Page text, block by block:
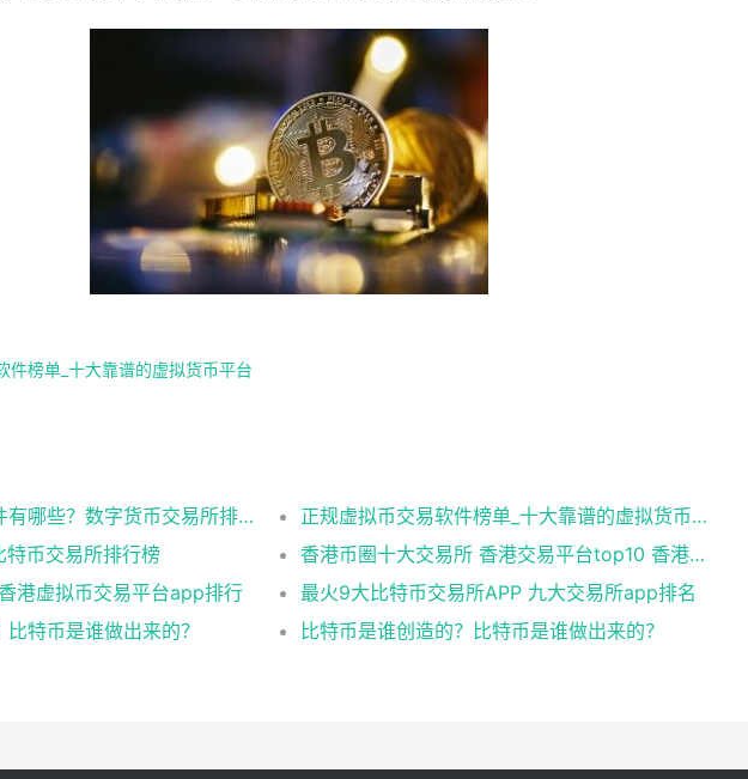
件榜单_十大靠谱的虚拟货币平台
国内虚拟币正规软件有哪些？数字货币交易所排行榜
正规虚拟币交易软件榜单_十大靠谱的虚拟货币平台
币交易所排行榜
香港币圈十大交易所 香港交易平台top10 香港币圈交易所排名
港虚拟币交易平台app排行
最火9大比特币交易所APP 九大交易所app排名
特币是谁做出来的？
比特币是谁创造的？比特币是谁做出来的？